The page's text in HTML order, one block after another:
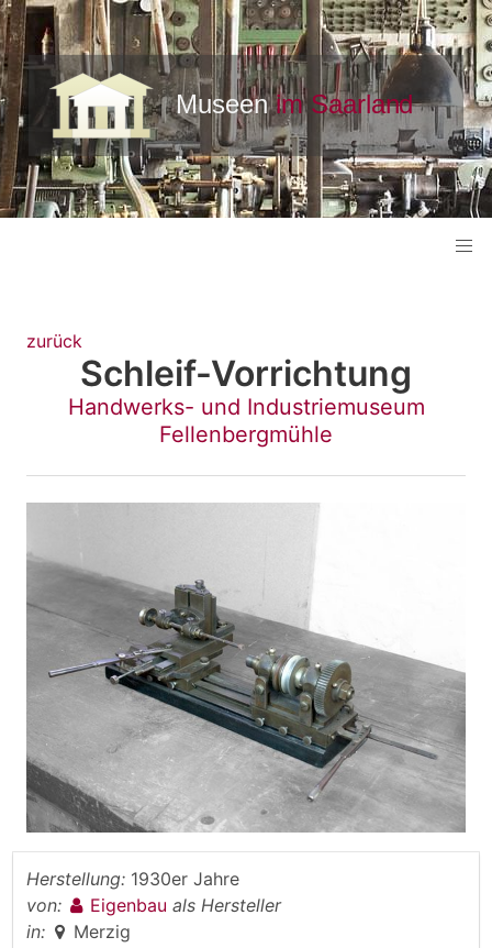
zurück
Schleif-Vorrichtung
Handwerks- und Industriemuseum
Fellenbergmühle
Herstellung: 1930er Jahre
von:
Eigenbau als Hersteller
in:
Merzig